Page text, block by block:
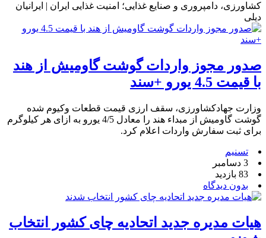
کشاورزی، دامپروری و صنایع غذایی؛ امنیت غذایی ایران | ایرانیان
دیلی
صدور مجوز واردات گوشت گاومیش از هند
با قیمت 4.5 یورو +سند
وزارت جهادکشاورزی، سقف ارزی قیمت قطعات وکیوم شده
گوشت گاومیش از مبداء هند را معادل 4/5 یورو به ازای هر کیلوگرم
برای ثبت سفارش واردات اعلام کرد.
تسنیم
3 دسامبر
83 بازدید
بدون دیدگاه
هیات مدیره جدید اتحادیه چای کشور انتخاب